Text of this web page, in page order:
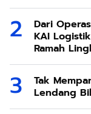
Dari
KAI
Ramah
Tak
Lendang